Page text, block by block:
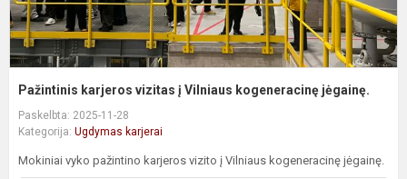
Pažintinis karjeros vizitas į Vilniaus kogeneracinę jėgainę.
Paskelbta: 2025-11-28
Kategorija: Ugdymas karjerai
Mokiniai vyko pažintino karjeros vizito į Vilniaus kogeneracinę jėgainę.